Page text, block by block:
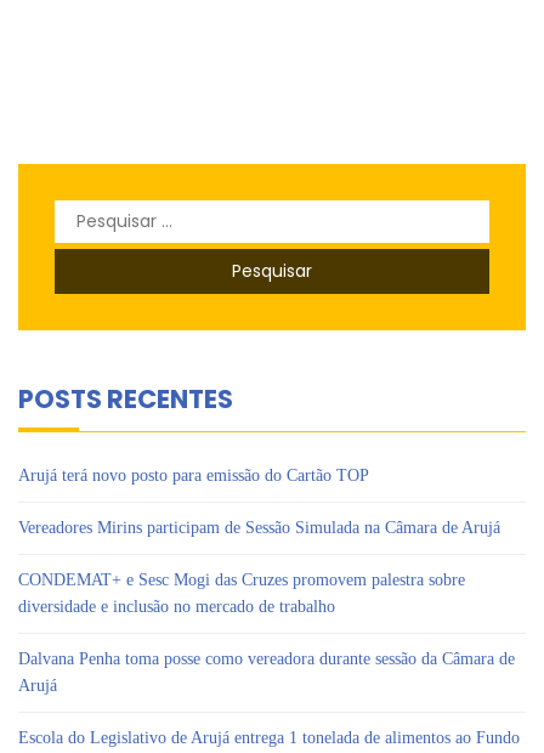
Pesquisar
por:
POSTS RECENTES
Arujá terá novo posto para emissão do Cartão TOP
Vereadores Mirins participam de Sessão Simulada na Câmara de Arujá
CONDEMAT+ e Sesc Mogi das Cruzes promovem palestra sobre
diversidade e inclusão no mercado de trabalho
Dalvana Penha toma posse como vereadora durante sessão da Câmara de
Arujá
Escola do Legislativo de Arujá entrega 1 tonelada de alimentos ao Fundo